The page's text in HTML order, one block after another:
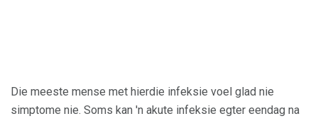
Die meeste mense met hierdie infeksie voel glad nie
simptome nie. Soms kan 'n akute infeksie egter eendag na